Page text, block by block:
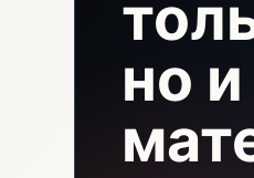
но